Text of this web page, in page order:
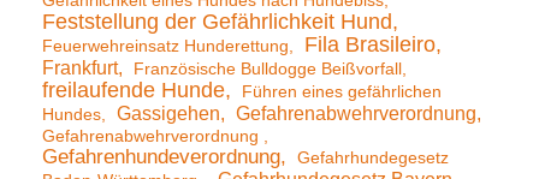
Feststellung der Gefährlichkeit Hund
Feuerwehreinsatz Hunderettung Fila Brasileiro
Frankfurt Französische Bulldogge Beißvorfall
freilaufende Hunde
Führen eines gefährlichen
Hundes
Gassigehen Gefahrenabwehrverordnung
Gefahrenabwehrverordnung
Gefahrenhundeverordnung
Gefahrhundegesetz